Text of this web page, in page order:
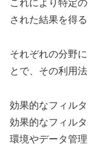
これにより特定
された結果を得
それぞれの分野
とで、その利用
効果的なフィル
効果的なフィル
環境やデータ管